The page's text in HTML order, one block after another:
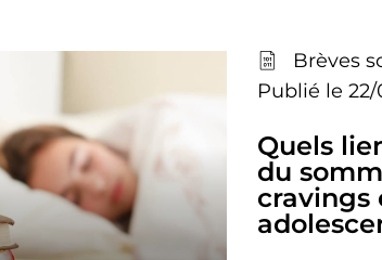
Brèves
Publié le
Quels
du
cravings